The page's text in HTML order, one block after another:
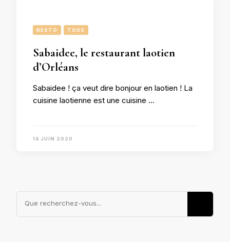
RESTO TOUS
Sabaidee, le restaurant laotien
d’Orléans
Sabaidee ! ça veut dire bonjour en laotien ! La
cuisine laotienne est une cuisine …
14 JUIN 2020